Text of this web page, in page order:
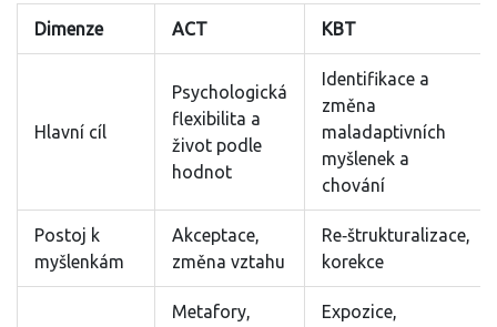
Dimenze ACT KBT
Hlavní cíl
Psychologická
flexibilita a
život podle
hodnot
Identifikace a
změna
maladaptivních
myšlenek a
chování
Postoj k
myšlenkám
Akceptace,
změna vztahu
Re‑štrukturalizace,
korekce
Metafory,
Expozice,